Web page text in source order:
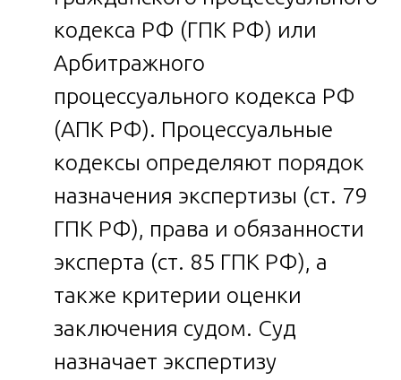
кодекса РФ (ГПК РФ) или
Арбитражного
процессуального кодекса РФ
(АПК РФ). Процессуальные
кодексы определяют порядок
назначения экспертизы (ст. 79
ГПК РФ), права и обязанности
эксперта (ст. 85 ГПК РФ), а
также критерии оценки
заключения судом. Суд
назначает экспертизу